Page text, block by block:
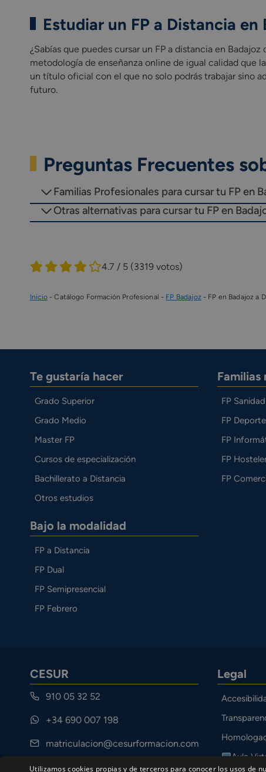
Estudiar un FP a Distancia en
¿Sabías que puedes cursar un FP a distancia en
metodología de enseñanza online de igual calidad que
un título oficial con el que no solo podrás trabajar sino
futuro.
Preguntas Frecuentes
Familias Profesionales para cursar tu FP en
Otras alternativas para cursar tu FP en
4.7 / 5 (3319 votos)
Inicio-Catálogo Formación Profesional - FP Badajoz- FP en Badajoz a
Te gustaría hacer
Grado Superior
Grado Medio
Master FP
Cursos de especialización
Bachillerato a Distancia
Otros estudios
Bajo la modalidad
FP a Distancia
FP Dual
FP Semipresencial
FP Febrero
Familias
FP Sanidad
FP Deporte
FP
FP
FP
CESUR
910 05 32 52
+34 690 007 198
matriculacion@cesurformacion.com
Calle Cuarteles 11, 29002 Málaga
Legal
Aula
Utilizamos cookies propias y de terceros para conocer los usos de